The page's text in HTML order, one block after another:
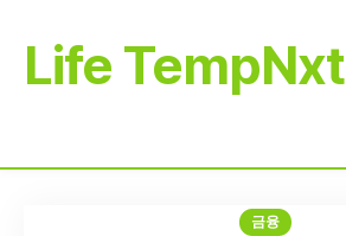
Life TempNxt
금융